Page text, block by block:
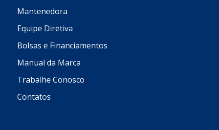
Mantenedora
Equipe Diretiva
Bolsas e Financiamentos
Manual da Marca
Trabalhe Conosco
Contatos